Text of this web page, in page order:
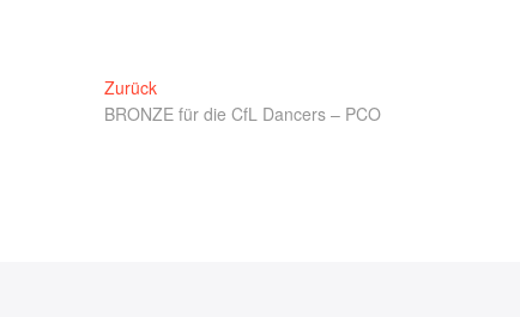
Beitragsnavigation
ZurückVorheriger
Beitrag:
BRONZE für die CfL Dancers – PCO